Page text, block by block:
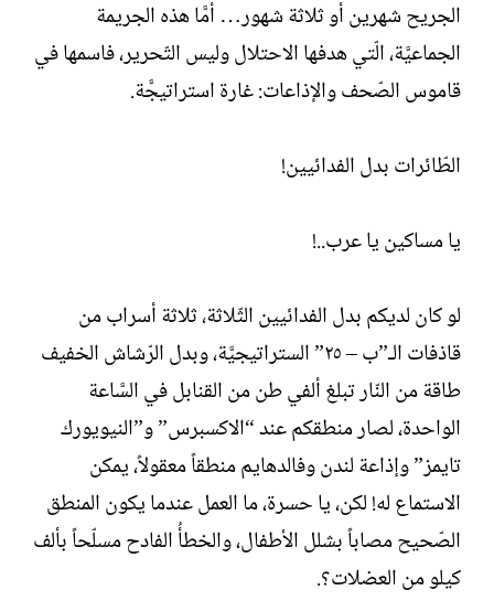
الجريح شهرين أو ثلاثة شهور… أمَّا هذه الجريمة
الجماعيَّة، الّتي هدفها الاحتلال وليس التّحرير، فاسمها في
قاموس الصّحف والإذاعات: غارة استراتيجَّة.
الطّائرات بدل الفدائيين!
يا مساكين يا عرب..!
لو كان لديكم بدل الفدائيين الثّلاثة، ثلاثة أسراب من
قاذفات الـ”ب – ٢٥” الستراتيجيَّة، وبدل الرّشاش الخفيف
طاقة من النّار تبلغ ألفي طن من القنابل في السَّاعة
الواحدة، لصار منطقكم عند “الاكسبرس” و”النيويورك
تايمز” وإذاعة لندن وفالدهايم منطقاً معقولاً، يمكن
الاستماع له! لكن، يا حسرة، ما العمل عندما يكون المنطق
الصّحيح مصاباً بشلل الأطفال، والخطأُ الفادح مسلّحاً بألف
كيلو من العضلات؟.